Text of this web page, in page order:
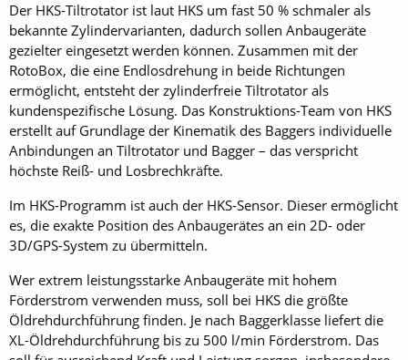
Der HKS-Tiltrotator ist laut HKS um fast 50 % schmaler als
bekannte Zylindervarianten, dadurch sollen Anbaugeräte
gezielter eingesetzt werden können. Zusammen mit der
RotoBox, die eine Endlosdrehung in beide Richtungen
ermöglicht, entsteht der zylinderfreie Tiltrotator als
kundenspezifische Lösung. Das Konstruktions-Team von HKS
erstellt auf Grundlage der Kinematik des Baggers individuelle
Anbindungen an Tiltrotator und Bagger – das verspricht
höchste Reiß- und Losbrechkräfte.
Im HKS-Programm ist auch der HKS-Sensor. Dieser ermöglicht
es, die exakte Position des Anbaugerätes an ein 2D- oder
3D/GPS-System zu übermitteln.
Wer extrem leistungsstarke Anbaugeräte mit hohem
Förderstrom verwenden muss, soll bei HKS die größte
Öldrehdurchführung finden. Je nach Baggerklasse liefert die
XL-Öldrehdurchführung bis zu 500 l/min Förderstrom. Das